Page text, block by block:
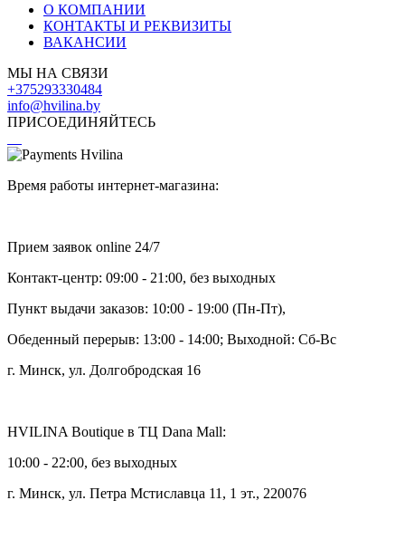
О КОМПАНИИ
КОНТАКТЫ И РЕКВИЗИТЫ
ВАКАНСИИ
МЫ НА СВЯЗИ
+375293330484
info@hvilina.by
ПРИСОЕДИНЯЙТЕСЬ
Время работы интернет-магазина:
Прием заявок online 24/7
Контакт-центр: 09:00 - 21:00, без выходных
Пункт выдачи заказов: 10:00 - 19:00 (Пн-Пт),
Обеденный перерыв: 13:00 - 14:00; Выходной: Сб-Вс
г. Минск, ул. Долгобродская 16
HVILINA Boutique в ТЦ Dana Mall:
10:00 - 22:00, без выходных
г. Минск, ул. Петра Мстиславца 11, 1 эт., 220076